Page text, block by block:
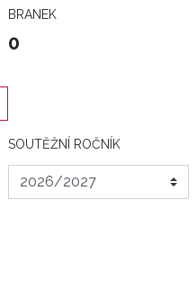
BRANEK
0
SOUTĚŽNÍ ROČNÍK